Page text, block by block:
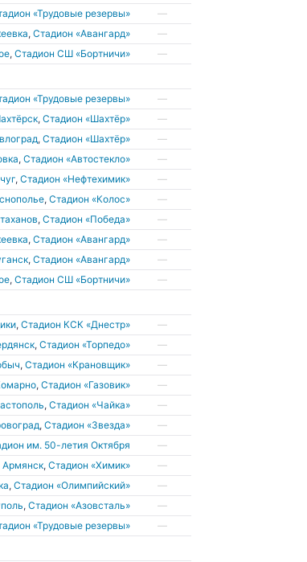
«Трудовые резервы»
—
,Стадион «Авангард»
—
,Стадион СШ «Бортничи» —
«Трудовые резервы»
—
,Стадион «Шахтёр»
—
,Стадион «Шахтёр»
—
,Стадион «Автостекло»
—
,Стадион «Нефтехимик»
—
,Стадион «Колос»
—
,Стадион «Победа»
—
,Стадион «Авангард»
—
,Стадион «Авангард»
—
,Стадион СШ «Бортничи» —
,Стадион КСК «Днестр»
—
,Стадион «Торпедо»
—
,Стадион «Крановщик»
—
,Стадион «Газовик»
—
,Стадион «Чайка»
—
,Стадион «Звезда»
—
им. 50-летия Октября
—
Армянск,Стадион «Химик»
—
,Стадион «Олимпийский»
—
,Стадион «Азовсталь»
—
«Трудовые резервы» —